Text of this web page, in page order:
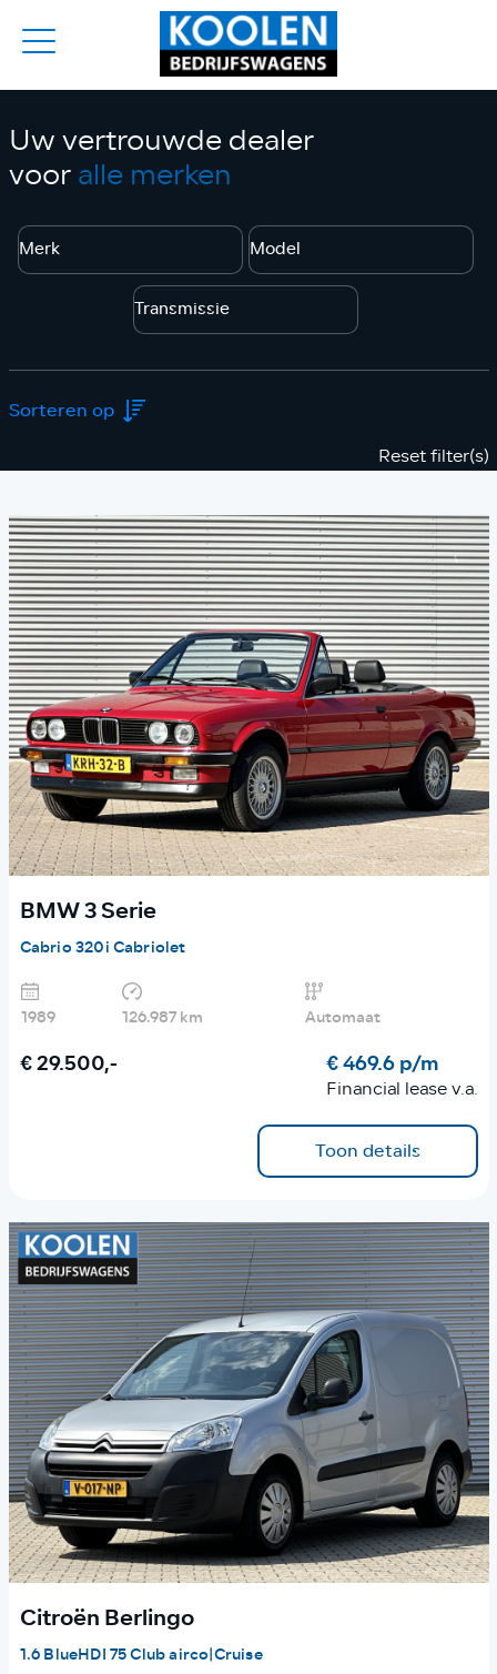
Uw vertrouwde dealer
vooralle merken
Reset filter(s)
BMW 3 Serie
Cabrio 320i Cabriolet
1989 126.987 km Automaat
€ 29.500,- € 469.6 p/m
Financial lease v.a.
Toon details
Citroën Berlingo
1.6 BlueHDI 75 Club airco|Cruise